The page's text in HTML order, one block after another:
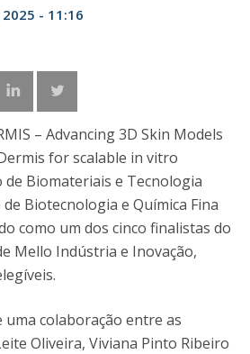
- 11:16
– Advancing 3D Skin Models
for scalable in vitro
Biomateriais e Tecnologia
Biotecnologia e Química Fina
como um dos cinco finalistas do
Mello Indústria e Inovação,
uma colaboração entre as
Oliveira, Viviana Pinto Ribeiro